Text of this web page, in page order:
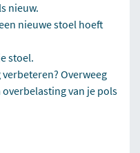
nieuw.
nieuwe stoel hoeft
stoel.
Overweeg
overbelasting van je pols